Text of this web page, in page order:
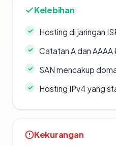
Kelebihan
Hosting di jaringan
Catatan A dan AAAA
SAN mencakup
Hosting IPv4 yang
Kekurangan